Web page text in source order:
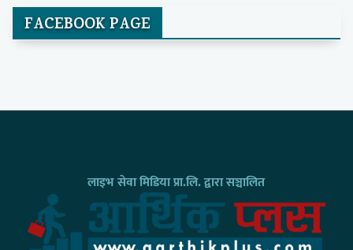
FACEBOOK PAGE
लाइभ सेवा मिडिया प्रा.लि. द्वारा सञ्चालित